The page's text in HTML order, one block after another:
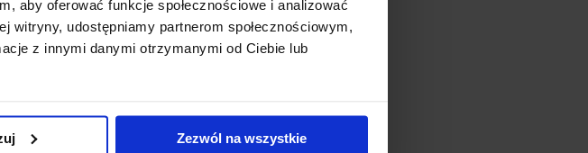
aby oferować funkcje społecznościowe i analizować
udostępniamy partnerom społecznościowym,
z innymi danymi otrzymanymi od Ciebie lub
Zezwól na wszystkie